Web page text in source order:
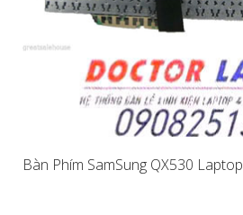
Bàn Phím SamSung QX530 Laptop